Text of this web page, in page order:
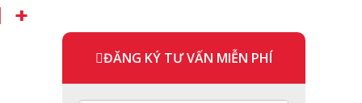
+
ĐĂNG KÝ TƯ VẤN MIỄN PHÍ